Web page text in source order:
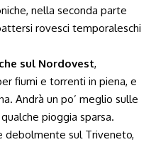
nella seconda parte
rovesci temporaleschi
sul Nordovest,
fiumi e torrenti in piena, e
Andrà un po’ meglio sulle
pioggia sparsa.
debolmente sul Triveneto,